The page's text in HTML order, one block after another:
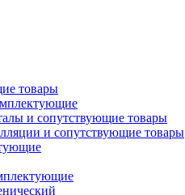
товары
и сопутствующие товары
и сопутствующие товары